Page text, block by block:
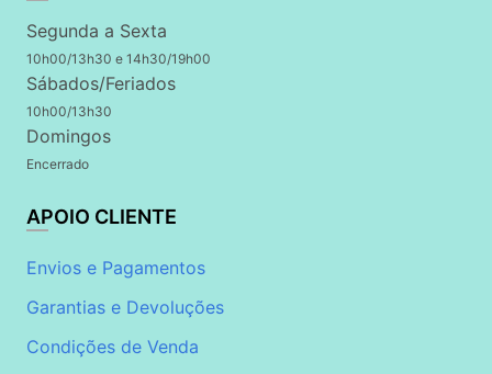
Segunda a Sexta
10h00/13h30 e 14h30/19h00
Sábados/Feriados
10h00/13h30
Domingos
Encerrado
APOIO CLIENTE
Envios e Pagamentos
Garantias e Devoluções
Condições de Venda